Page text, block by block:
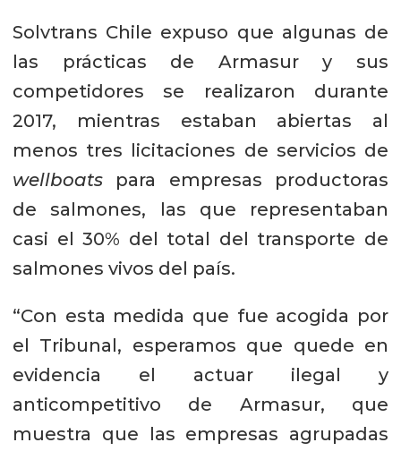
Solvtrans Chile expuso que algunas de
las prácticas de Armasur y sus
competidores se realizaron durante
2017, mientras estaban abiertas al
menos tres licitaciones de servicios de
wellboatspara empresas productoras
de salmones, las que representaban
casi el 30% del total del transporte de
salmones vivos del país.
“Con esta medida que fue acogida por
el Tribunal, esperamos que quede en
evidencia el actuar ilegal y
anticompetitivo de Armasur, que
muestra que las empresas agrupadas